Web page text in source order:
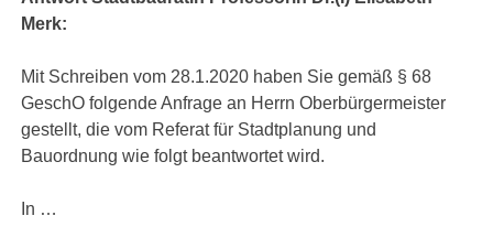
Merk:
Mit Schreiben vom 28.1.2020 haben Sie gemäß § 68
GeschO folgende Anfrage an Herrn Oberbürgermeister
gestellt, die vom Referat für Stadtplanung und
Bauordnung wie folgt beantwortet wird.
In …